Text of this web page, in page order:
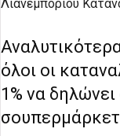
Λιανεμπορίου
όλοι οι
1% να